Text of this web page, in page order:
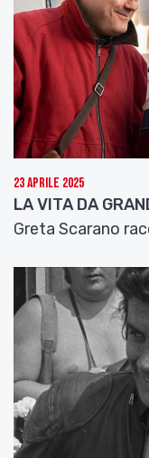
23 Aprile 2025
LA VITA DA
Greta Scarano